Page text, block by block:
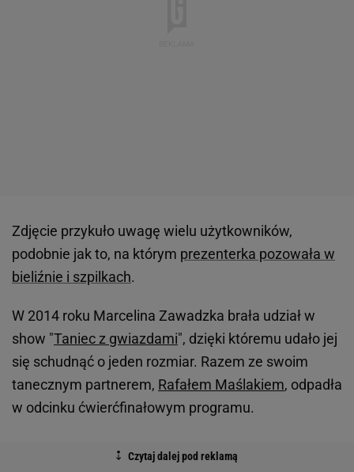
Zdjęcie przykuło uwagę wielu użytkowników,
podobnie jak to, na którym prezenterka pozowała w
bieliźnie i szpilkach.
W 2014 roku Marcelina Zawadzka brała udział w
show "Taniec z gwiazdami", dzięki któremu udało jej
się schudnąć o jeden rozmiar. Razem ze swoim
tanecznym partnerem, Rafałem Maślakiem, odpadła
w odcinku ćwierćfinałowym programu.